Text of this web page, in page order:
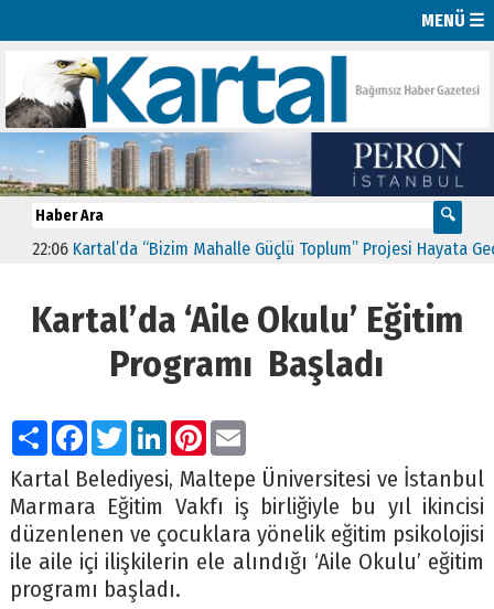
MENÜ ☰
Kartal’da “Bizim Mahalle Güçlü Toplum” Projesi Hayata Geçti
Kartal’da ‘Aile Okulu’ Eğitim
Programı Başladı
PaylaşFacebook
TwitterLinkedIn
Pinterest
Email
Kartal Belediyesi, Maltepe Üniversitesi ve İstanbul
Marmara Eğitim Vakfı iş birliğiyle bu yıl ikincisi
düzenlenen ve çocuklara yönelik eğitim psikolojisi
ile aile içi ilişkilerin ele alındığı ‘Aile Okulu’ eğitim
programı başladı.